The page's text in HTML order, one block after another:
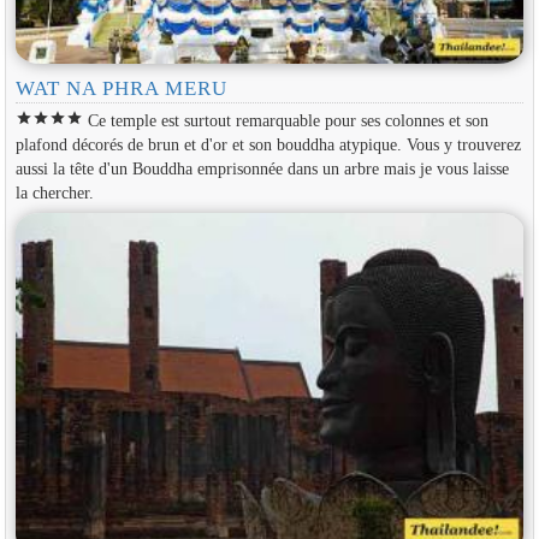
WAT NA PHRA MERU
starstarstarstar Ce temple est surtout remarquable pour ses colonnes et son
plafond décorés de brun et d'or et son bouddha atypique. Vous y trouverez
aussi la tête d'un Bouddha emprisonnée dans un arbre mais je vous laisse
la chercher.